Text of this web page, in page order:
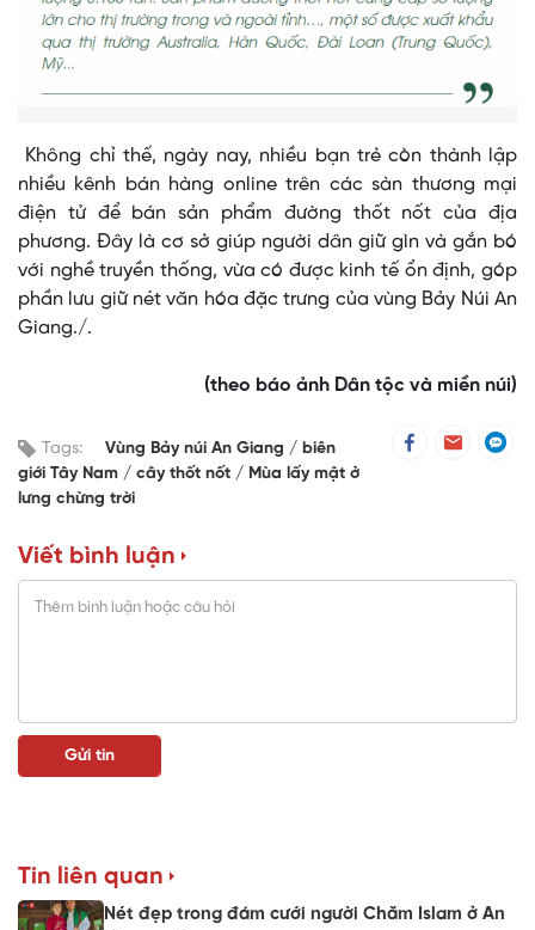
Không chỉ thế, ngày nay, nhiều bạn trẻ còn thành lập
nhiều kênh bán hàng online trên các sàn thương mại
điện tử để bán sản phẩm đường thốt nốt của địa
phương. Đây là cơ sở giúp người dân giữ gìn và gắn bó
với nghề truyền thống, vừa có được kinh tế ổn định, góp
phần lưu giữ nét văn hóa đặc trưng của vùng Bảy Núi An
Giang./.
(theo báo ảnh Dân tộc và miền núi)
Tags: Vùng Bảy núi An Giang
biên
giới Tây Nam
cây thốt nốt
Mùa lấy mật ở
lưng chừng trời
Viết bình luận
Tin liên quan
Nét đẹp trong đám cưới người Chăm Islam ở An